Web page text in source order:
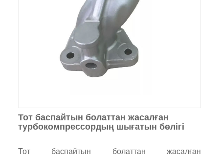
Тот баспайтын болаттан жасалған
турбокомпрессордың шығатын бөлігі
Тот баспайтын болаттан жасалған